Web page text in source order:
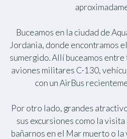
Buceamos en la ciudad de
Jordania, donde encontramos
sumergido. Allí buceamos
aviones militares C-130,
con un AirBus
Por otro lado, grandes
sus excursiones como la
bañarnos en el Mar muerto o